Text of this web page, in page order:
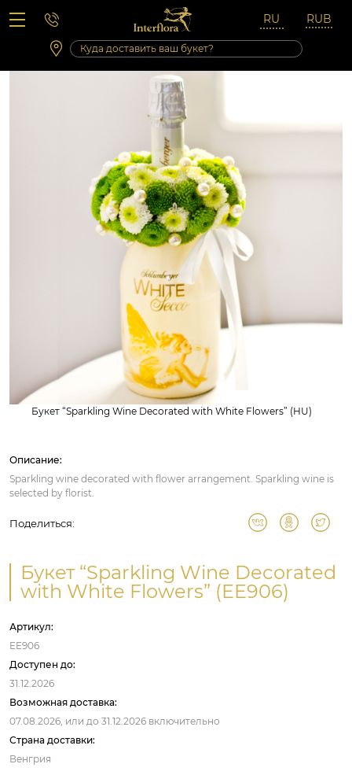
Вопросы-ответы
Сб 10:00 ‐ 14:00
Выходные и праздничные дни
Букет “Sparkling Wine Decorated with White Flowers” (HU)
Описание:
Sparkling wine decorated with flower arrangement. Sparkling wine is
selected by florist.
Поделиться:
Букет “Sparkling Wine Decorated
with White Flowers” (EE906)
Артикул:
EE906
Доступен до:
31.12.2026
Возможная доставка:
07.08.2026, или до 31.12.2026 включительно
Страна доставки:
Венгрия